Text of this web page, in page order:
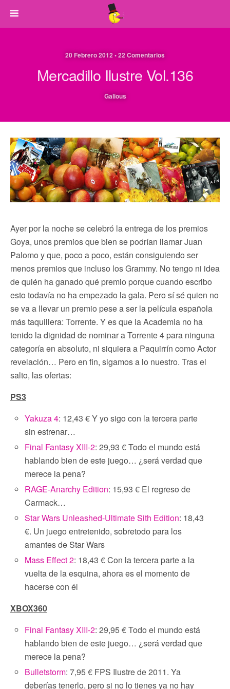
20 Febrero 2012 • 22 Comentarios
Mercadillo Ilustre Vol.136
Galious
Ayer por la noche se celebró la entrega de los premios
Goya, unos premios que bien se podrían llamar Juan
Palomo y que, poco a poco, están consiguiendo ser
menos premios que incluso los Grammy. No tengo ni idea
de quién ha ganado qué premio porque cuando escribo
esto todavía no ha empezado la gala. Pero sí sé quien no
se va a llevar un premio pese a ser la película española
más taquillera: Torrente. Y es que la Academia no ha
tenido la dignidad de nominar a Torrente 4 para ninguna
categoría en absoluto, ni siquiera a Paquirrín como Actor
revelación… Pero en fin, sigamos a lo nuestro. Tras el
salto, las ofertas:
PS3
Yakuza 4: 12,43 € Y yo sigo con la tercera parte
sin estrenar…
Final Fantasy XIII-2: 29,93 € Todo el mundo está
hablando bien de este juego… ¿será verdad que
merece la pena?
RAGE-Anarchy Edition: 15,93 € El regreso de
Carmack…
Star Wars Unleashed-Ultimate Sith Edition: 18,43
€. Un juego entretenido, sobretodo para los
amantes de Star Wars
Mass Effect 2: 18,43 € Con la tercera parte a la
vuelta de la esquina, ahora es el momento de
hacerse con él
XBOX360
Final Fantasy XIII-2: 29,95 € Todo el mundo está
hablando bien de este juego… ¿será verdad que
merece la pena?
Bulletstorm: 7,95 € FPS Ilustre de 2011. Ya
deberías tenerlo, pero si no lo tienes ya no hay